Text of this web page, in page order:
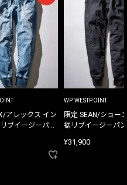
アレックス イン
ブイージーパン
WP WESTPOINT
限定 SEAN/ショー
裾リブイージーパ
¥31,900